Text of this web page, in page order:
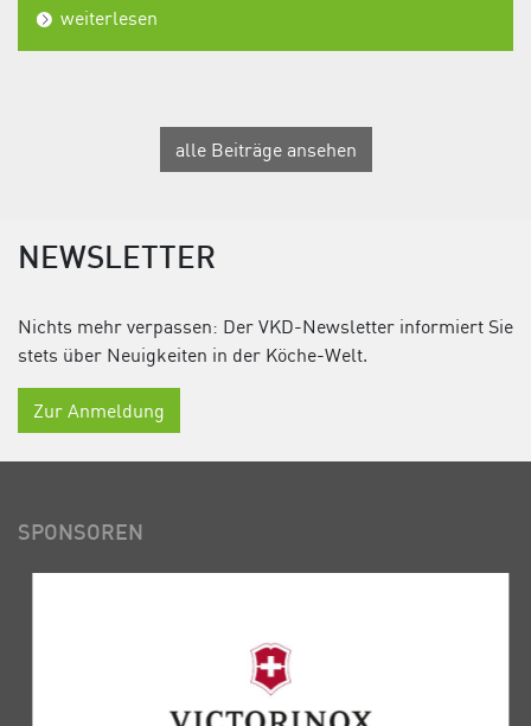
weiterlesen
alle Beiträge ansehen
NEWSLETTER
Nichts mehr verpassen: Der VKD-Newsletter informiert Sie
stets über Neuigkeiten in der Köche-Welt.
Zur Anmeldung
SPONSOREN